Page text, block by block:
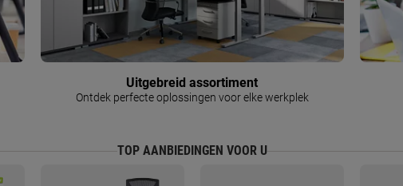
Uitgebreid assortiment
Ontdek perfecte oplossingen voor elke werkplek
TOP AANBIEDINGEN VOOR U